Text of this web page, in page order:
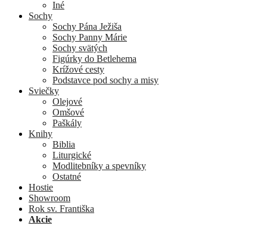
Iné
Sochy
Sochy Pána Ježiša
Sochy Panny Márie
Sochy svätých
Figúrky do Betlehema
Krížové cesty
Podstavce pod sochy a misy
Sviečky
Olejové
Omšové
Paškály
Knihy
Biblia
Liturgické
Modlitebníky a spevníky
Ostatné
Hostie
Showroom
Rok sv. Františka
Akcie